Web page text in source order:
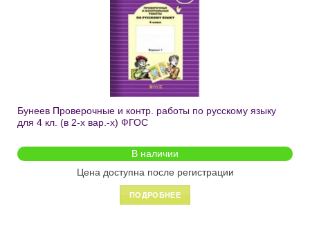
Добавить
в список
желаний
Бунеев Проверочные и контр. работы по русскому языку
для 4 кл. (в 2-х вар.-х) ФГОС
В наличии
Цена доступна после регистрации
ПОДРОБНЕЕ